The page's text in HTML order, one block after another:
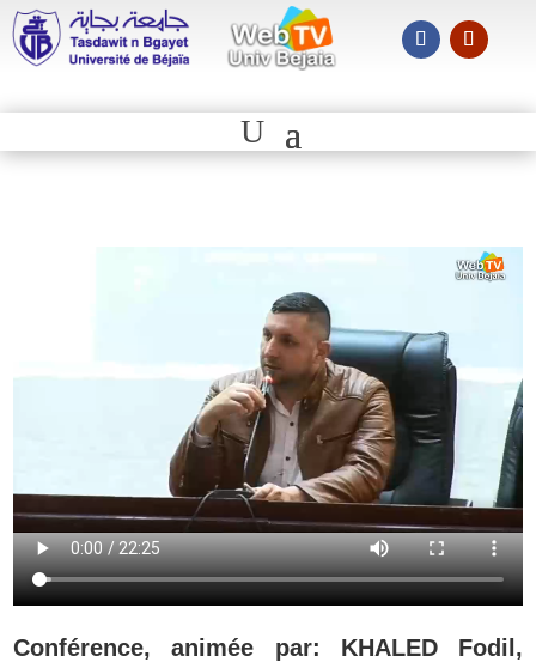
Conférence, animée par: KHALED Fodil,